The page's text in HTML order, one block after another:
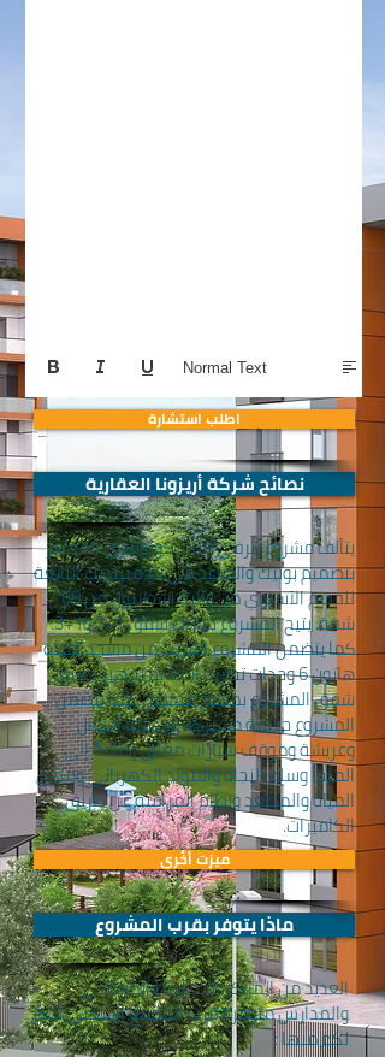
Normal Text
يتألف مشروع زيرفي كينت كونوتلاري المجهز
بتصميم بوتيك والصاعد في بلدة بينديك التابعة
للقسم الآسيوي من ولاية إسطنبول من 68
شقة. يتيح المشروع خيارات شقق 1+2 و1+3.
كما يتضمن المشروع القريب من مسجد أمينة
هاتون 6 وحدات تجارية أيضاً. تم تجهيز جميع
شقق المشروع بمطبخ منفصل. كما يتضمن
المشروع حديقة مشتركة وحديقة أطفال
وعريشة وموقف سيارات مغلق إضافةً إلى
الملجأ وسلم النجاة والمولد الكهربائي ومخزن
المياه والمصعد ونظام المراقبة عن طريق
الكاميرات.
نصائح شركة أريزونا العقارية
ماذا يتوفر بقرب المشروع
اطلب استشارة
ميزت أخُرى
العديد من المراكز الخدمية والمشافي
والمدارس متوفرة قرب المجمع السكني نذكر
لكم منها :